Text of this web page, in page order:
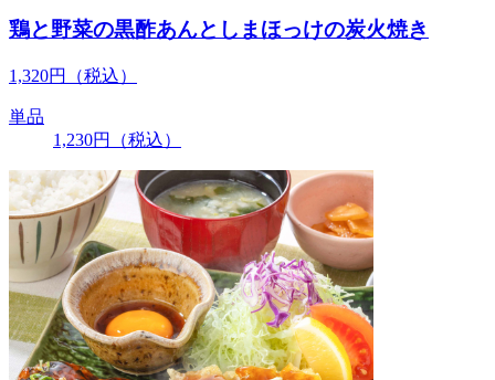
鶏と野菜の黒酢あんとしまほっけの炭火焼き
1,320円 （税込）
単品
1,230円 （税込）